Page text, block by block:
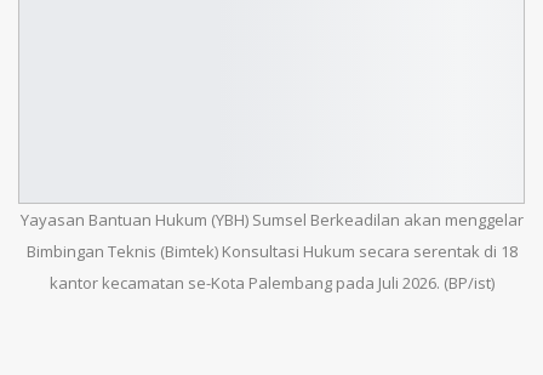
Yayasan Bantuan Hukum (YBH) Sumsel Berkeadilan akan menggelar
Bimbingan Teknis (Bimtek) Konsultasi Hukum secara serentak di 18
kantor kecamatan se-Kota Palembang pada Juli 2026. (BP/ist)